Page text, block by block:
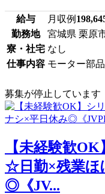
給与 月収例
勤務地
宮城県 栗原
寮・社宅 なし
仕事内容 モーター部
募集が停止しています
【未経験歓
☆日勤×残業ほ
◎《JV...